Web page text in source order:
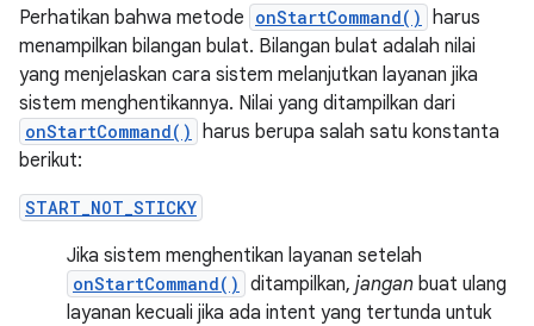
Perhatikan bahwa metode onStartCommand() harus
menampilkan bilangan bulat. Bilangan bulat adalah nilai
yang menjelaskan cara sistem melanjutkan layanan jika
sistem menghentikannya. Nilai yang ditampilkan dari
onStartCommand() harus berupa salah satu konstanta
berikut:
START_NOT_STICKY
Jika sistem menghentikan layanan setelah
onStartCommand() ditampilkan, jangan buat ulang
layanan kecuali jika ada intent yang tertunda untuk